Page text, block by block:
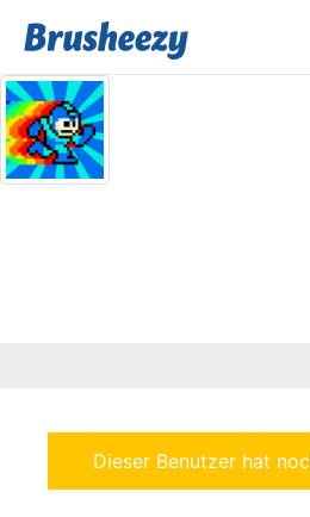
Dieser Benutzer hat